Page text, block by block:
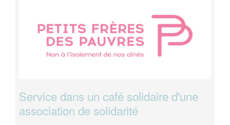
Service dans un café solidaire d'une
association de solidarité